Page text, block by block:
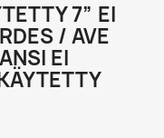
7” EI
/ AVE
EI